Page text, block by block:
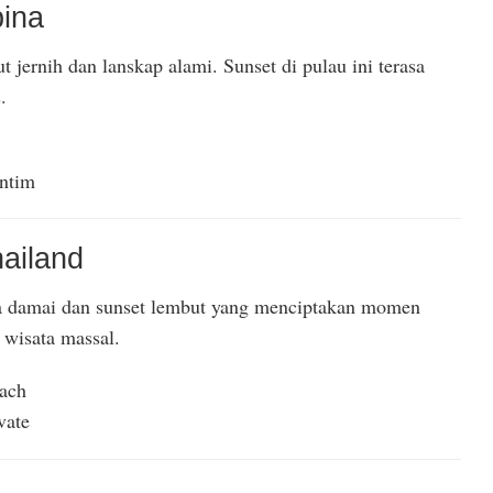
jernih dan lanskap alami. Sunset di pulau ini terasa
dan sunset lembut yang menciptakan momen
massal.